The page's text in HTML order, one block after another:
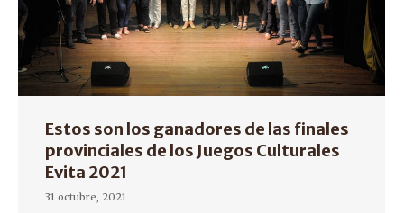
Estos son los ganadores de las finales
provinciales de los Juegos Culturales
Evita 2021
31 octubre, 2021